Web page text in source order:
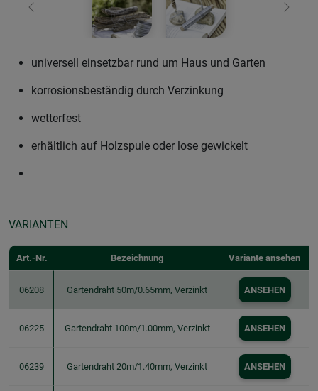
Zurück Weiter
universell einsetzbar rund um Haus und Garten
korrosionsbeständig durch Verzinkung
wetterfest
erhältlich auf Holzspule oder lose gewickelt
VARIANTEN
Art.-Nr. Bezeichnung Variante ansehen
06208 Gartendraht 50m/0.65mm, Verzinkt ANSEHEN
06225 Gartendraht 100m/1.00mm, Verzinkt ANSEHEN
06239 Gartendraht 20m/1.40mm, Verzinkt ANSEHEN